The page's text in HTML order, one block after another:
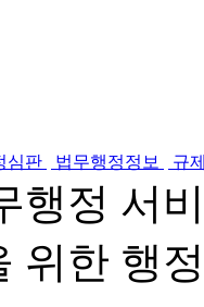
심판 법무행정정보 규
행정 서
위한 행